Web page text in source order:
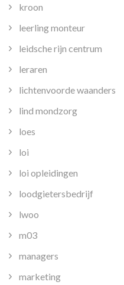
kroon
leerling monteur
leidsche rijn centrum
leraren
lichtenvoorde waanders
lind mondzorg
loes
loi
loi opleidingen
loodgietersbedrijf
lwoo
m03
managers
marketing